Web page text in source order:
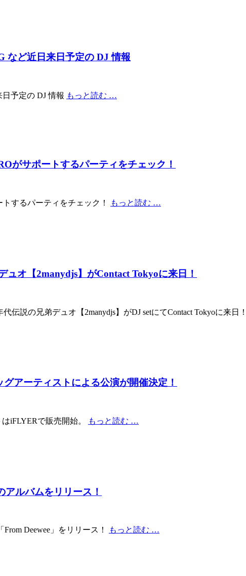
など近日来日予定の DJ 情報
予定の DJ 情報 もっと読む …
がサポートするパーティをチェック！
するパーティをチェック！ もっと読む …
オ【2manydjs】がContact Tokyoに来日！
説の兄弟デュオ【2manydjs】がDJ setにてContact Tokyoに来日！
アーティストによる公演が開催決定！
iFLYERで販売開始。 もっと読む …
ルバムをリリース！
Deewee」をリリース！ もっと読む …